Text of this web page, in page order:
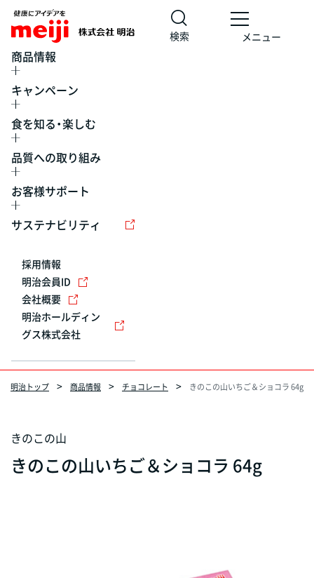
検索 メニュー
商品情報
キャンペーン
食を知る・楽しむ
品質への取り組み
お客様サポート
サステナビリティ
採用情報
明治会員ID
会社概要
明治ホールディン
グス株式会社
明治トップ 商品情報 チョコレート きのこの山いちご＆ショコラ 64g
きのこの山
きのこの山いちご＆ショコラ 64g